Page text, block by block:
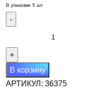
В упаковке 5 шт
Тройник-
евро
"ТОКЕР"
В корзину
АРТИКУЛ: 36375